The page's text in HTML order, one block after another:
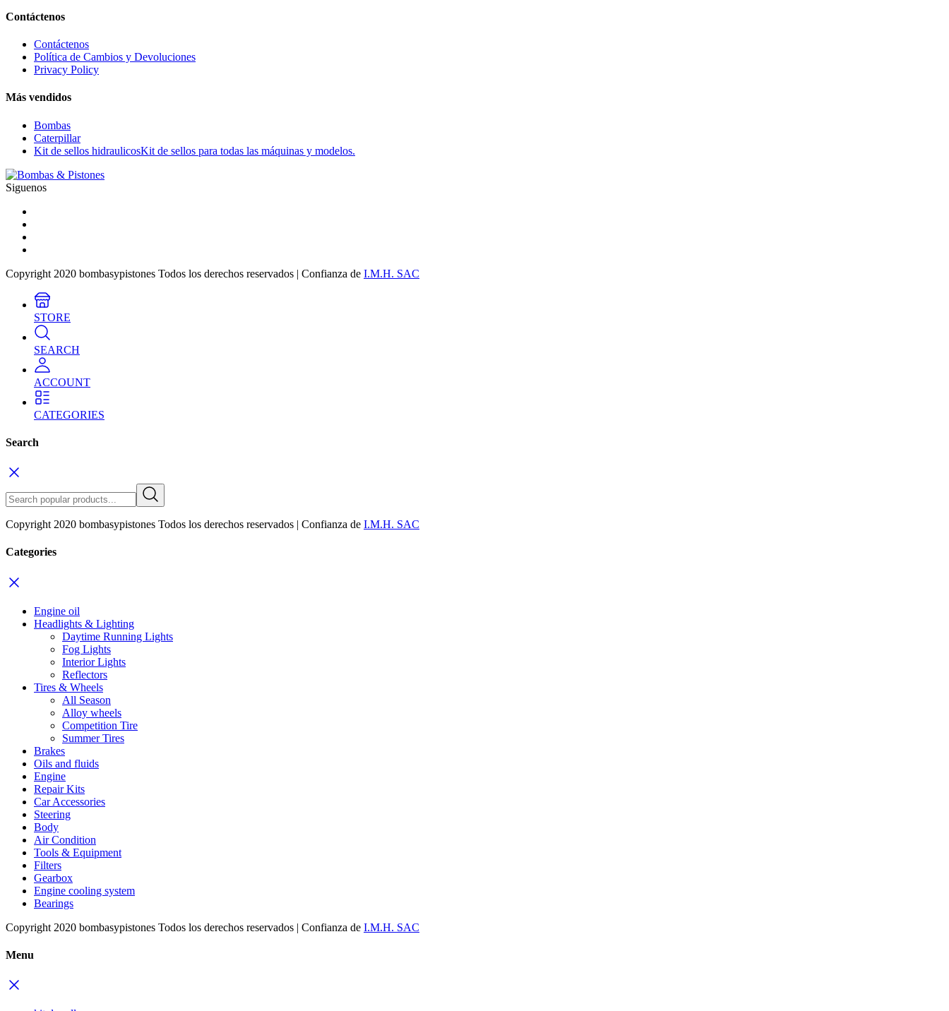
Contáctenos
Contáctenos
Política de Cambios y Devoluciones
Privacy Policy
Más vendidos
Bombas
Caterpillar
Kit de sellos hidraulicosKit de sellos para todas las máquinas y modelos.
Siguenos
Copyright 2020 bombasypistones Todos los derechos reservados | Confianza de I.M.H. SAC
STORE
SEARCH
ACCOUNT
CATEGORIES
Search
Copyright 2020 bombasypistones Todos los derechos reservados | Confianza de I.M.H. SAC
Categories
Engine oil
Headlights & Lighting
Daytime Running Lights
Fog Lights
Interior Lights
Reflectors
Tires & Wheels
All Season
Alloy wheels
Competition Tire
Summer Tires
Brakes
Oils and fluids
Engine
Repair Kits
Car Accessories
Steering
Body
Air Condition
Tools & Equipment
Filters
Gearbox
Engine cooling system
Bearings
Copyright 2020 bombasypistones Todos los derechos reservados | Confianza de I.M.H. SAC
Menu